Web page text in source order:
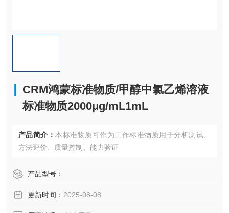
CRM鸿蒙标准物质/甲醇中氯乙烯溶液
标准物质2000μg/mL1mL
产品简介： 本标准物质可作为工作标准物质用于分析测试、
方法评价、质量控制、能力验证
产品型号：
更新时间： 2025-08-08